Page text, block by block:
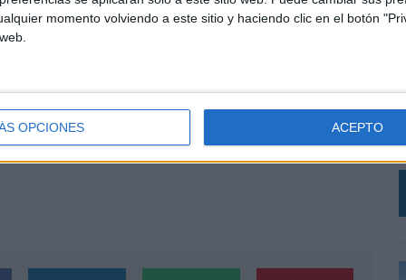
momento volviendo a este sitio y haciendo clic en el botón
OPCIONES ACEPTO
inspiradoras para la industria de la publicidad digital, con la diferencia de que, a
el mercado español. Las inscripciones a los Premios Inspirational se podrán realizar
de Madrid. El jurado está este año compuesto por: Patricia Abril, presidenta y
Ana Espejo, directora general de Doubleyou Madrid; Carlos Martínez Cabrera,
Azcoitia, director general comercial de internet de Vocento; Paco Ruiz Nicoli, CEO
Sahagún, directora de imagen y marca de Vodafone.